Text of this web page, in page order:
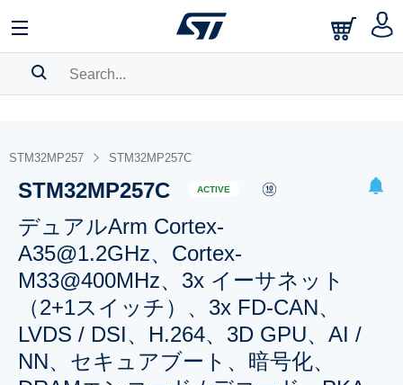
BOOKMARK
Pleaselog into show your saved searches.
STM32MP257 STM32MP257C
STM32MP257C ACTIVE
デュアルArm Cortex-
A35@1.2GHz、Cortex-
M33@400MHz、3x イーサネット
（2+1スイッチ）、3x FD-CAN、
LVDS / DSI、H.264、3D GPU、AI /
NN、セキュアブート、暗号化、